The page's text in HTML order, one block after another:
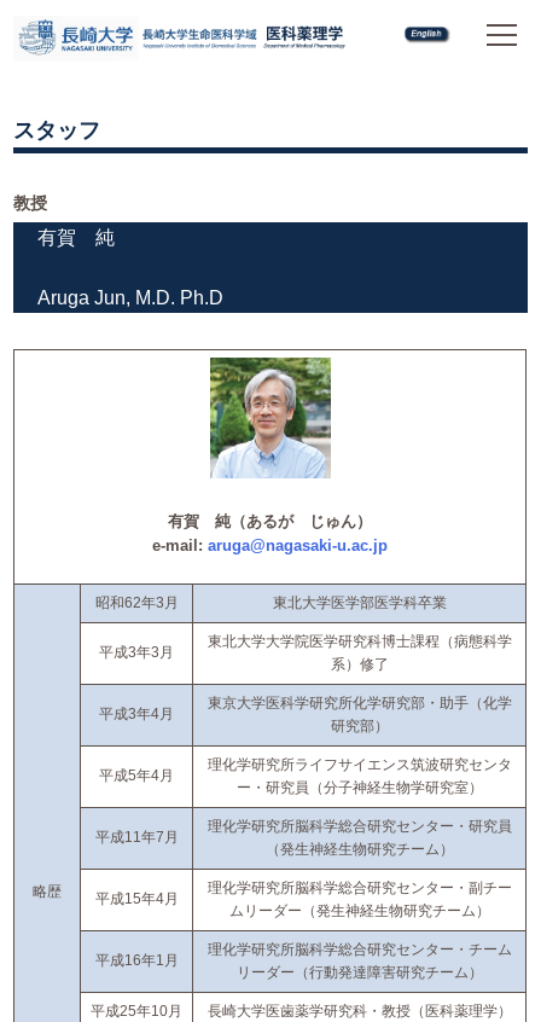
スタッフ
教授
有賀 純
Aruga Jun, M.D. Ph.D
有賀 純（あるが じゅん）
e-mail:aruga@nagasaki-u.ac.jp
略歴
昭和62年3月 東北大学医学部医学科卒業
平成3年3月
東北大学大学院医学研究科博士課程（病態科学
系）修了
平成3年4月
東京大学医科学研究所化学研究部・助手（化学
研究部）
平成5年4月
理化学研究所ライフサイエンス筑波研究センタ
ー・研究員（分子神経生物学研究室）
平成11年7月
理化学研究所脳科学総合研究センター・研究員
（発生神経生物研究チーム）
平成15年4月
理化学研究所脳科学総合研究センター・副チー
ムリーダー（発生神経生物研究チーム）
平成16年1月
理化学研究所脳科学総合研究センター・チーム
リーダー（行動発達障害研究チーム）
平成25年10月 長崎大学医歯薬学研究科・教授（医科薬理学）